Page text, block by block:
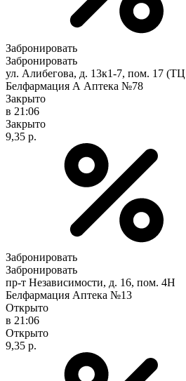
Забронировать
Забронировать
ул. Алибегова, д. 13к1-7, пом. 17
Белфармация А Аптека №78
Закрыто
в 21:06
Закрыто
9,35 р.
Забронировать
Забронировать
пр-т Независимости, д. 16, пом. 4Н
Белфармация Аптека №13
Открыто
в 21:06
Открыто
9,35 р.